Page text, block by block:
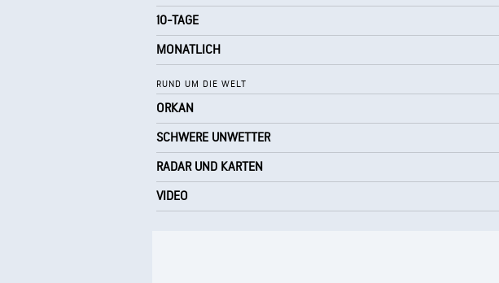
10-TAGE
MONATLICH
RUND UM DIE WELT
ORKAN
SCHWERE UNWETTER
RADAR UND KARTEN
VIDEO